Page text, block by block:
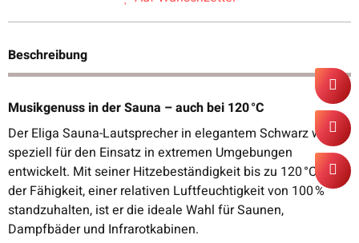
Beschreibung
Musikgenuss in der Sauna – auch bei 120 °C
Der Eliga Sauna-Lautsprecher in elegantem Schwarz wurde
speziell für den Einsatz in extremen Umgebungen
entwickelt. Mit seiner Hitzebeständigkeit bis zu 120 °C und
der Fähigkeit, einer relativen Luftfeuchtigkeit von 100 %
standzuhalten, ist er die ideale Wahl für Saunen,
Dampfbäder und Infrarotkabinen.